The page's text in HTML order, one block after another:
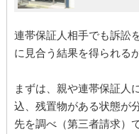
連帯保証人相手でも訴訟
に見合う結果を得られる
まずは、親や連帯保証人
込、残置物がある状態が
先を調べ（第三者請求）